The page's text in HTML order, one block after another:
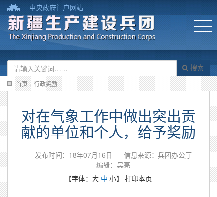
中央政府门户网站
搜索
首页 / 行政奖励
对在气象工作中做出突出贡
献的单位和个人，给予奖励
发布时间：18年07月16日
信息来源：兵团办公厅
编辑：吴亮
【字体： 大 中 小】 打印本页